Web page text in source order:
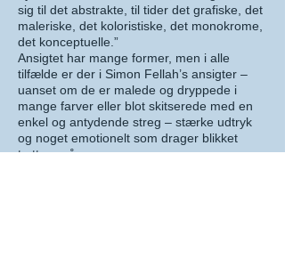
sig til det abstrakte, til tider det grafiske, det
maleriske, det koloristiske, det monokrome,
det konceptuelle.”
Ansigtet har mange former, men i alle
tilfælde er der i Simon Fellah’s ansigter –
uanset om de er malede og dryppede i
mange farver eller blot skitserede med en
enkel og antydende streg – stærke udtryk
og noget emotionelt som drager blikket
tættere på.